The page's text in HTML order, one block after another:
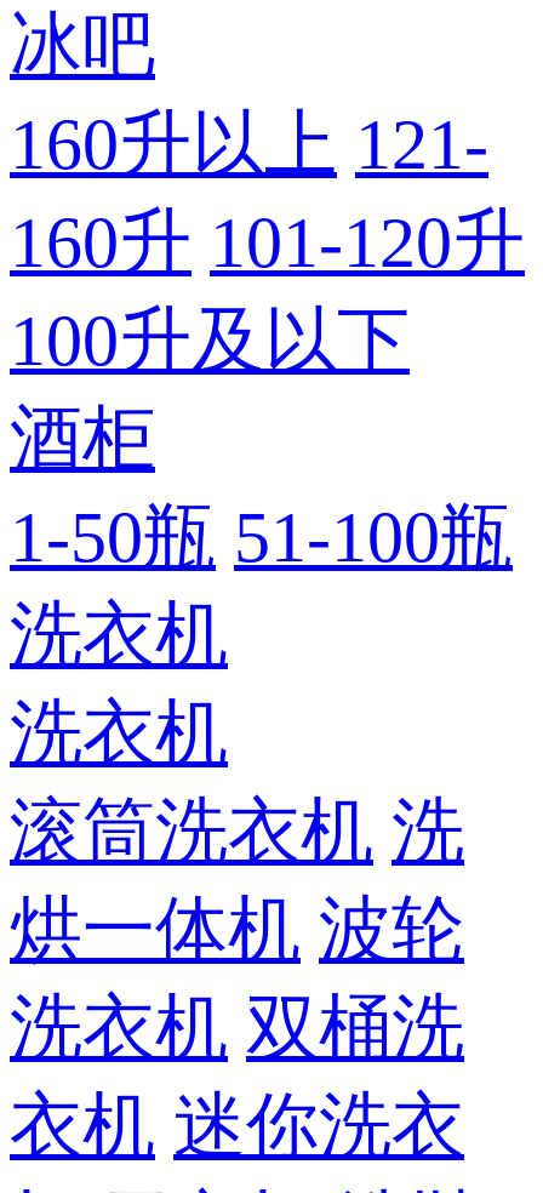
冰吧
160升以上 121-
160升 101-120升
100升及以下
酒柜
1-50瓶 51-100瓶
洗衣机
洗衣机
滚筒洗衣机 洗
烘一体机 波轮
洗衣机 双桶洗
衣机 迷你洗衣